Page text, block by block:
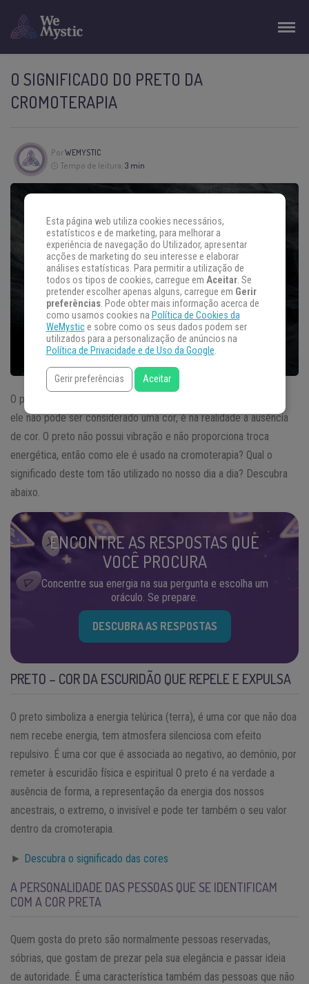
O SIGNIFICADO DO PRETO DA
CROMOTERAPIA
PorWEMYSTIC
Tempo de leitura: 3 min
O preto na
ele não pode ser considerado uma cor, é na realidade a ausência
de cor. O preto não possui vibração e não proporciona troca
energética, então como ele é usado na cromoterapia? Qual o
significado deste tom tão utilizado no nosso dia a dia? Descubra
abaixo.
ENCONTRE AS RESPOSTAS QUE
VOCÊ PROCURA
Concentre sua energia na sua pergunta e escolha um
oráculo. Se prepare.
DESCUBRA AS RESPOSTAS
PRETO – COR DA ESCURIDÃO QUE REPELE E EXPULSA
O preto simboliza a energia telúrica (terra), é uma cor que não doa
nem recebe energia, tem atmosfera silenciosa com efeito
repulsivo. É uma cor que é associada ao negativo, ao demônio, por
remeter à escuridão física e espiritual O preto é na verdade a
ausência de forma, a representação da energia dos nossos
ancestrais, o extremo, o invisível e pode ter também o seu valor
dentro da cromoterapia.
► Descubra o significado das cores
A PERSONALIDADE DAS PESSOAS QUE SE IDENTIFICAM
COM A COR PRETA
Quem gosta do preto são normalmente pessoas reservadas,
sóbrias, que gostam de prezar pela sua elegância e passar ideia
de autoridade. É uma característica também das pessoas que não
Esta página web utiliza cookies necessários,
estatísticos e de marketing, para melhorar a
experiência de navegação do Utilizador, apresentar
acções de marketing do seu interesse e elaborar
análises estatísticas. Para permitir a utilização de
todos os tipos de cookies, carregue em Aceitar. Se
pretender escolher apenas alguns, carregue em Gerir
preferências. Pode obter mais informação acerca de
como usamos cookies na Política de Cookies da
WeMystice sobre como os seus dados podem ser
utilizados para a personalização de anúncios na
Política de Privacidade e de Uso da Google.
Gerir preferências Aceitar